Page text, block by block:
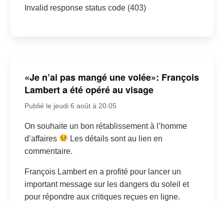
Invalid response status code (403)
«Je n’ai pas mangé une volée»: François
Lambert a été opéré au visage
Publié le jeudi 6 août à 20:05
On souhaite un bon rétablissement à l’homme
d’affaires
Les détails sont au lien en
commentaire.
François Lambert en a profité pour lancer un
important message sur les dangers du soleil et
pour répondre aux critiques reçues en ligne.